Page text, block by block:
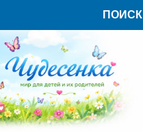
ПОИСК